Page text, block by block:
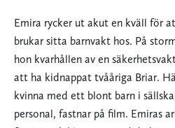
Emira rycker ut akut en kväll för
brukar sitta barnvakt hos. På
hon kvarhållen av en
att ha kidnappat tvååriga Briar.
kvinna med ett blont barn i
personal, fastnar på film. Emiras